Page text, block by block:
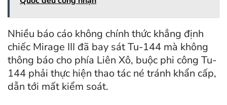
Nhiều báo cáo không chính thức khẳng định
chiếc Mirage III đã bay sát Tu-144 mà không
thông báo cho phía Liên Xô, buộc phi công Tu-
144 phải thực hiện thao tác né tránh khẩn cấp,
dẫn tới mất kiểm soát.